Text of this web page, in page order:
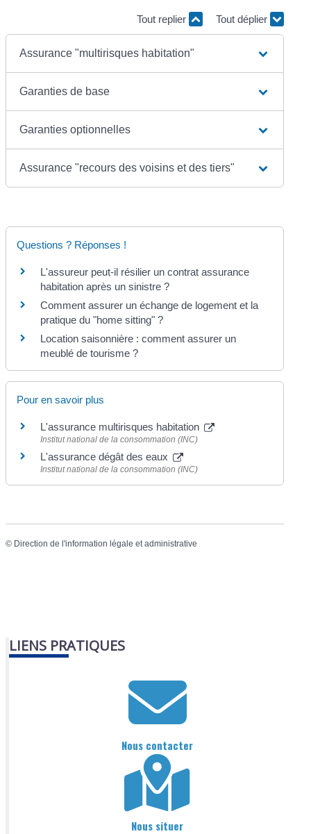
Tout replier Tout déplier
Assurance "multirisques habitation"
Garanties de base
Garanties optionnelles
Assurance "recours des voisins et des tiers"
Questions ? Réponses !
L'assureur peut-il résilier un contrat assurance
habitation après un sinistre ?
Comment assurer un échange de logement et la
pratique du "home sitting" ?
Location saisonnière : comment assurer un
meublé de tourisme ?
Pour en savoir plus
L'assurance multirisques habitation
Institut national de la consommation (INC)
L'assurance dégât des eaux
Institut national de la consommation (INC)
© Direction de l'information légale et administrative
LIENS PRATIQUES
Nous contacter
Nous situer